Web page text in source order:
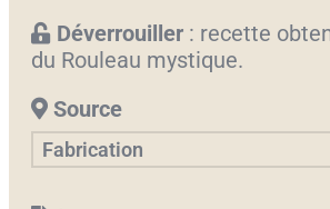
Déverrouiller : recette
du Rouleau mystique.
Source
Fabrication